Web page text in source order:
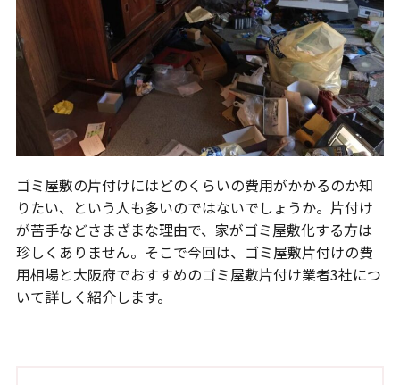
ゴミ屋敷の片付けにはどのくらいの費用がかかるのか知
りたい、という人も多いのではないでしょうか。片付け
が苦手などさまざまな理由で、家がゴミ屋敷化する方は
珍しくありません。そこで今回は、ゴミ屋敷片付けの費
用相場と大阪府でおすすめのゴミ屋敷片付け業者3社につ
いて詳しく紹介します。